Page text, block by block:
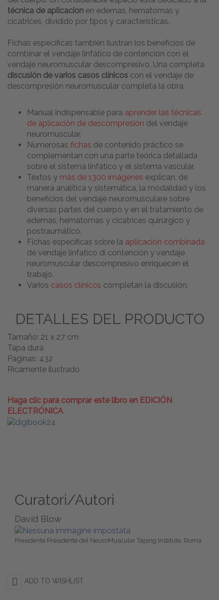
técnica de aplicacíon en edemas, hematomas y
cicatrices, dividido por tipos y características.
Fichas específicas también ilustran los beneficios de
combinar el vendaje linfático de contención con el
vendaje neuromuscular descompresivo. Una completa
discusión de varios casos clínicos con el vendaje de
descompresión neuromuscular completa la obra.
Manual indispensable para aprender las técnicas
de aplicación de descompresión del vendaje
neuromuscular.
Numerosas fichas de contenido práctico se
complementan con una parte teórica detallada
sobre el sistema linfático y el sistema vascular.
Textos y más de 1300 imágenes explican, de
manera analítica y sistemática, la modalidad y los
beneficios del vendaje neuromusculare sobre
diversas partes del cuerpo y en el tratamiento de
edemas, hematomas y cicatrices quirúrgico y
postraumático.
Fichas específicas sobre la aplicación combinada
de vendaje linfatico di contención y vendaje
neuromuscular descompresivo enriquecen el
trabajo.
Varios casos clínicos completan la discusión.
DETALLES DEL PRODUCTO
Tamaño: 21 x 27 cm
Tapa dura
Páginas: 432
Ricamente ilustrado
Haga clic para comprar este libro en EDICIÓN
ELECTRÓNICA
Curatori/Autori
David Blow
Presidente Presidente del NeuroMuscular Taping Institute, Roma
ADD TO WISHLIST